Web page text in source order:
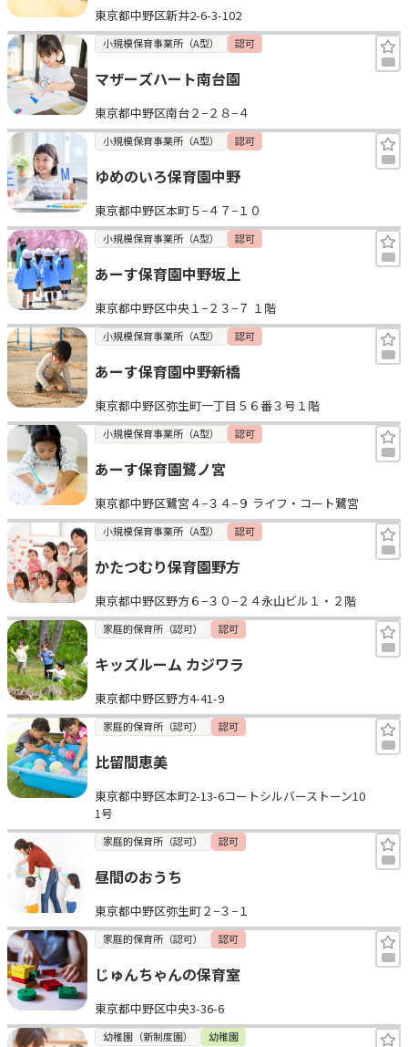
東京都中野区新井2-6-3-102
小規模保育事業所（A型） 認可
マザーズハート南台園
東京都中野区南台２−２８−４
小規模保育事業所（A型） 認可
ゆめのいろ保育園中野
東京都中野区本町５−４７−１０
小規模保育事業所（A型） 認可
あーす保育園中野坂上
東京都中野区中央１−２３−７ １階
小規模保育事業所（A型） 認可
あーす保育園中野新橋
東京都中野区弥生町一丁目５６番３号１階
小規模保育事業所（A型） 認可
あーす保育園鷺ノ宮
東京都中野区鷺宮４−３４−９ ライフ・コート鷺宮
小規模保育事業所（A型） 認可
かたつむり保育園野方
東京都中野区野方６−３０−２４永山ビル１・２階
家庭的保育所（認可） 認可
キッズルーム カジワラ
東京都中野区野方4-41-9
家庭的保育所（認可） 認可
比留間恵美
東京都中野区本町2-13-6コートシルバーストーン10
1号
家庭的保育所（認可） 認可
昼間のおうち
東京都中野区弥生町２−３−１
家庭的保育所（認可） 認可
じゅんちゃんの保育室
東京都中野区中央3-36-6
幼稚園（新制度園） 幼稚園